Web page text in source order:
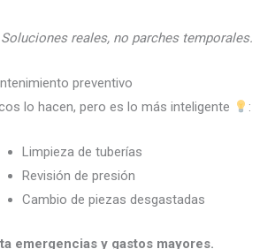
Soluciones reales, no parches temporales.
preventivo
lo hacen, pero es lo más inteligente
:
Limpieza de tuberías
Revisión de presión
Cambio de piezas desgastadas
emergencias y gastos mayores.